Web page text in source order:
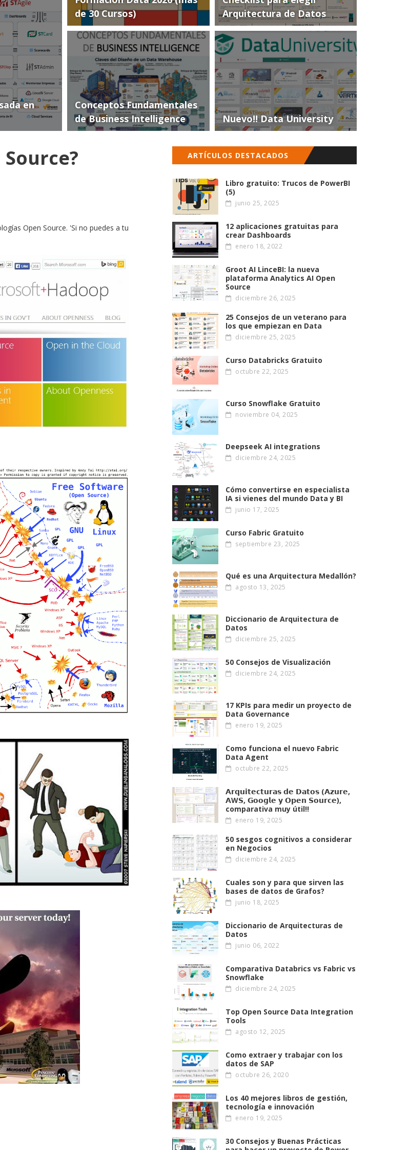
en
de 30 Cursos)
Arquitectura de Datos
Conceptos Fundamentales
de Business Intelligence
Nuevo!! Data University
Open Source. 'Si no puedes a tu
ARTÍCULOS DESTACADOS
Libro gratuito: Trucos de PowerBI
(5)
junio 25, 2025
12 aplicaciones gratuitas para
crear Dashboards
enero 18, 2022
Groot AI LinceBI: la nueva
plataforma Analytics AI Open
Source
diciembre 26, 2025
25 Consejos de un veterano para
los que empiezan en Data
diciembre 25, 2025
Curso Databricks Gratuito
octubre 22, 2025
Curso Snowflake Gratuito
noviembre 04, 2025
Deepseek AI integrations
diciembre 24, 2025
Cómo convertirse en especialista
IA si vienes del mundo Data y BI
junio 17, 2025
Curso Fabric Gratuito
septiembre 23, 2025
Qué es una Arquitectura Medallón?
agosto 13, 2025
Diccionario de Arquitectura de
Datos
diciembre 25, 2025
50 Consejos de Visualización
diciembre 24, 2025
17 KPIs para medir un proyecto de
Data Governance
enero 19, 2025
Como funciona el nuevo Fabric
Data Agent
octubre 22, 2025
𝗔𝗿𝗾𝘂𝗶𝘁𝗲𝗰𝘁𝘂𝗿𝗮𝘀 𝗱𝗲 𝗗𝗮𝘁𝗼𝘀 (𝗔𝘇𝘂𝗿𝗲,
𝗔W𝗦, 𝗚𝗼𝗼𝗴𝗹𝗲 𝘆 𝗢𝗽𝗲𝗻 𝗦𝗼𝘂𝗿𝗰𝗲),
comparativa muy útil!!
enero 19, 2025
50 sesgos cognitivos a considerar
en Negocios
diciembre 24, 2025
Cuales son y para que sirven las
bases de datos de Grafos?
junio 18, 2025
Diccionario de Arquitecturas de
Datos
junio 06, 2022
Comparativa Databrics vs Fabric vs
Snowflake
diciembre 24, 2025
Top Open Source Data Integration
Tools
agosto 12, 2025
Como extraer y trabajar con los
datos de SAP
octubre 26, 2020
Los 40 mejores libros de gestión,
tecnología e innovación
enero 19, 2025
30 Consejos y Buenas Prácticas